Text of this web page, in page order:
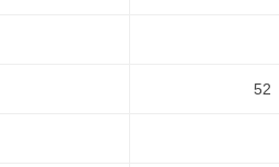
52